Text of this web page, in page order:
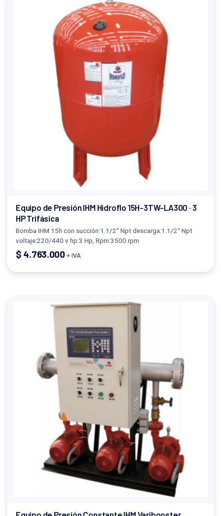
Equipo de Presión IHM Hidroflo 15H-3TW-LA300 · 3
HP Trifásica
Bomba IHM 15h con succión:1.1/2" Npt descarga:1.1/2" Npt
voltaje:220/440 v hp:3 Hp, Rpm:3500 rpm
$ 4.763.000 + IVA